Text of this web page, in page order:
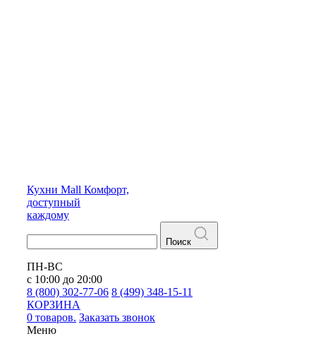
Кухни Mall Комфорт,
доступный
каждому
Поиск
ПН-ВС
с 10:00 до 20:00
8 (800) 302-77-06 8 (499) 348-15-11
КОРЗИНА
0 товаров. Заказать звонок
Меню